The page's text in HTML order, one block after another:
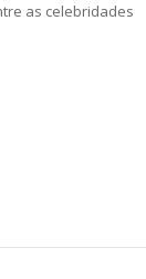
as celebridades